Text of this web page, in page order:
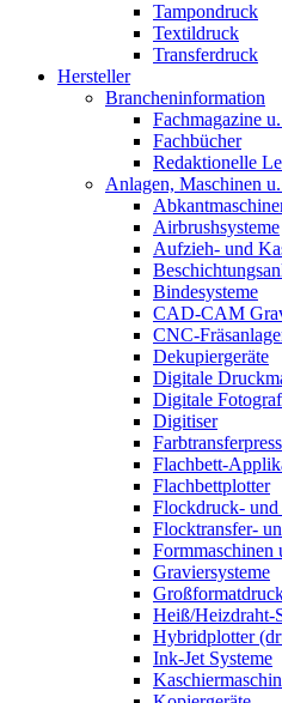
Tampondruck
Textildruck
Transferdruck
Hersteller
Brancheninformation
Fachmagazine
Fachbücher
Redaktionelle
Anlagen, Maschinen
Airbrushsysteme
Aufzieh- und
Bindesysteme
CAD-CAM
CNC-
Dekupiergeräte
Digitale
Digitale
Digitiser
Flachbett-
Flachbettplotter
Flockdruck-
Flocktransfer-
Formmaschinen
Graviersysteme
Heiß/Heizdraht-
Hybridplotter
Ink-Jet Systeme